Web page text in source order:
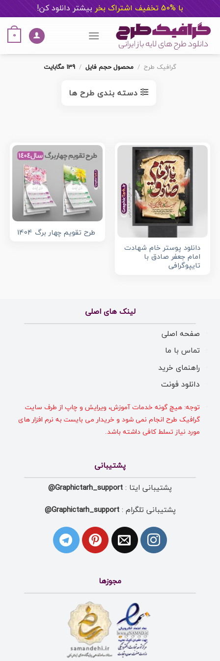
با %50 تخفیف اشتراک بخر بیشتر دانلود کن!
content
0
گرافیک طرح / محصول حجم فایل /
دسته بندی طرح ها
دانلود پوستر خام شهادت
امام جعفر صادق با
تایپوگرافی
طرح تقویم چهار برگ 1404
لینک های اصلی
صفحه اصلی
تماس با ما
راهنمای خرید
دانلود فونت
توجه: هیچ گونه خدمات آموزش، ویرایش و چاپ از طرف سایت
گرافیک طرح انجام نمی شود و خریدار می بایست به نرم افزار های
مورد نیاز تسلط کافی داشته باشد.
پشتیبانی
پشتیبانی ایتا : Graphictarh_support@
پشتیبانی تلگرام :Graphictarh_support@
مجوزها